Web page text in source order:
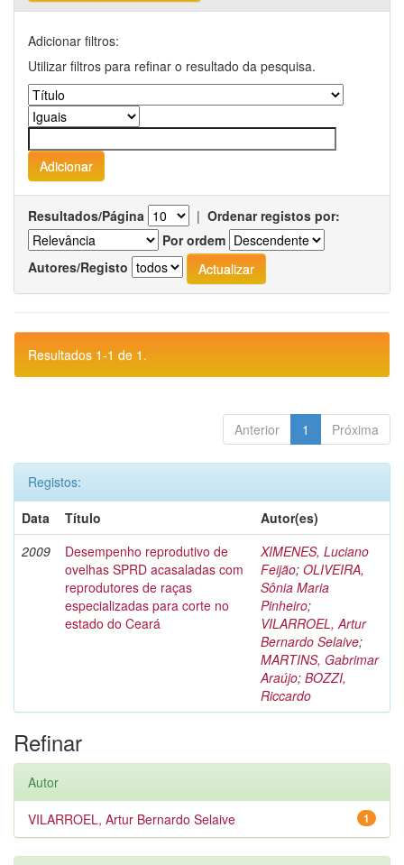
Adicionar filtros:
Utilizar filtros para refinar o resultado da pesquisa.
Resultados/Página | Ordenar registos por:
Por ordem
Autores/Registo
Resultados 1-1 de 1.
Anterior 1 Próxima
Registos:
Data
Título
Autor(es)
2009
Desempenho reprodutivo de
ovelhas SPRD acasaladas com
reprodutores de raças
especializadas para corte no
estado do Ceará
XIMENES, Luciano
Feijão; OLIVEIRA,
Sônia Maria
Pinheiro;
VILARROEL, Artur
Bernardo Selaive;
MARTINS, Gabrimar
Araújo; BOZZI,
Riccardo
Refinar
Autor
1
VILARROEL, Artur Bernardo Selaive